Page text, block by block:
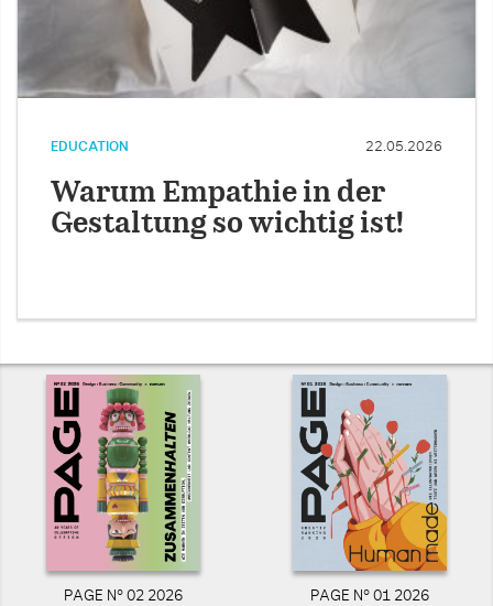
EDUCATION 22.05.2026
Warum Empathie in der
Gestaltung so wichtig ist!
PAGE N° 02 2026 PAGE N° 01 2026